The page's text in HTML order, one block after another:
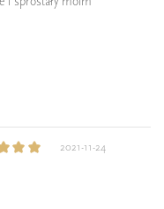
2021-11-24